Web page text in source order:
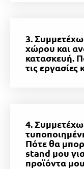
3.
χώρου και
κατασκευή.
τις εργασίες
4.
Πότε θα
stand μου
προϊόντα